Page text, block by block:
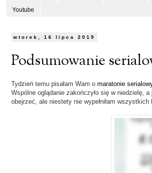
Youtube
wtorek, 16 lipca 2019
Podsumowanie
Tydzień temu pisałam Wam o maratonie
Wspólne oglądanie zakończyło się w niedzielę,
obejrzeć, ale niestety nie wypełniłam